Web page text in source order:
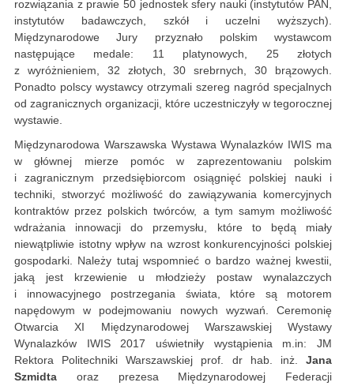
rozwiązania z prawie 50 jednostek sfery nauki (instytutów PAN,
instytutów badawczych, szkół i uczelni wyższych).
Międzynarodowe Jury przyznało polskim wystawcom
następujące medale: 11 platynowych, 25 złotych
z wyróżnieniem, 32 złotych, 30 srebrnych, 30 brązowych.
Ponadto polscy wystawcy otrzymali szereg nagród specjalnych
od zagranicznych organizacji, które uczestniczyły w tegorocznej
wystawie.
Międzynarodowa Warszawska Wystawa Wynalazków IWIS ma
w głównej mierze pomóc w zaprezentowaniu polskim
i zagranicznym przedsiębiorcom osiągnięć polskiej nauki i
techniki, stworzyć możliwość do zawiązywania komercyjnych
kontraktów przez polskich twórców, a tym samym możliwość
wdrażania innowacji do przemysłu, które to będą miały
niewątpliwie istotny wpływ na wzrost konkurencyjności polskiej
gospodarki. Należy tutaj wspomnieć o bardzo ważnej kwestii,
jaką jest krzewienie u młodzieży postaw wynalazczych
i innowacyjnego postrzegania świata, które są motorem
napędowym w podejmowaniu nowych wyzwań. Ceremonię
Otwarcia XI Międzynarodowej Warszawskiej Wystawy
Wynalazków IWIS 2017 uświetniły wystąpienia m.in: JM
Rektora Politechniki Warszawskiej prof. dr hab. inż. Jana
Szmidta oraz prezesa Międzynarodowej Federacji